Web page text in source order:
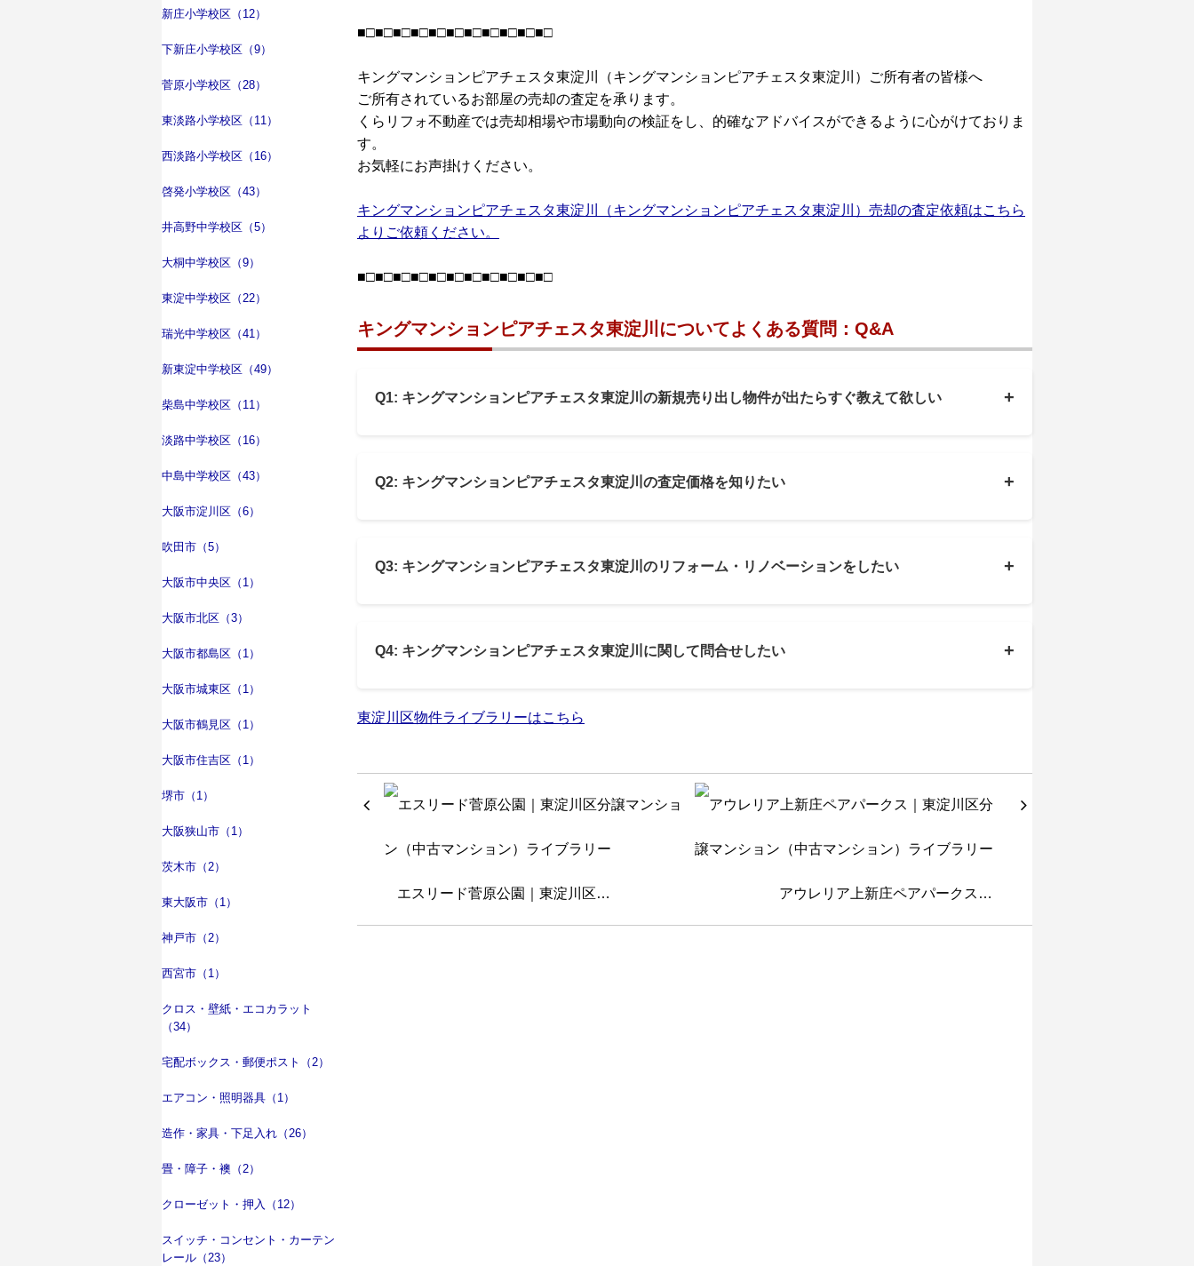
新庄小学校区（12）
下新庄小学校区（9）
菅原小学校区（28）
東淡路小学校区（11）
西淡路小学校区（16）
啓発小学校区（43）
井高野中学校区（5）
大桐中学校区（9）
東淀中学校区（22）
瑞光中学校区（41）
新東淀中学校区（49）
柴島中学校区（11）
淡路中学校区（16）
中島中学校区（43）
大阪市淀川区（6）
吹田市（5）
大阪市中央区（1）
大阪市北区（3）
大阪市都島区（1）
大阪市城東区（1）
大阪市鶴見区（1）
大阪市住吉区（1）
堺市（1）
大阪狭山市（1）
茨木市（2）
東大阪市（1）
神戸市（2）
西宮市（1）
クロス・壁紙・エコカラット
（34）
宅配ボックス・郵便ポスト（2）
エアコン・照明器具（1）
造作・家具・下足入れ（26）
畳・障子・襖（2）
クローゼット・押入（12）
スイッチ・コンセント・カーテン
レール（23）
■□■□■□■□■□■□■□■□■□■□■□
キングマンションピアチェスタ東淀川（キングマンションピアチェスタ東淀川）ご所有者の皆様へ
ご所有されているお部屋の売却の査定を承ります。
くらリフォ不動産では売却相場や市場動向の検証をし、的確なアドバイスができるように心がけておりま
す。
お気軽にお声掛けください。
キングマンションピアチェスタ東淀川（キングマンションピアチェスタ東淀川）売却の査定依頼はこちら
よりご依頼ください。
■□■□■□■□■□■□■□■□■□■□■□
キングマンションピアチェスタ東淀川についてよくある質問：Q&A
Q1: キングマンションピアチェスタ東淀川の新規売り出し物件が出たらすぐ教えて欲しい +
Q2: キングマンションピアチェスタ東淀川の査定価格を知りたい +
Q3: キングマンションピアチェスタ東淀川のリフォーム・リノベーションをしたい +
Q4: キングマンションピアチェスタ東淀川に関して問合せしたい +
東淀川区物件ライブラリーはこちら
エスリード菅原公園｜東淀川区… アウレリア上新庄ペアパークス…